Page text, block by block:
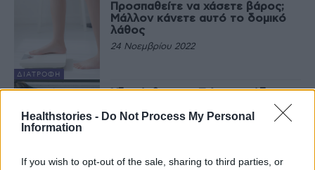
Healthstories - Do Not Process My Personal
Information
If you wish to opt-out of the sale, sharing to third parties, or
ΔΙΑΤΡΟΦΉ
Προσπαθείτε να χάσετε βάρος;
Μάλλον κάνετε αυτό το δομικό
λάθος
24 Νοεμβρίου 2022
ΔΙΑΤΡΟΦΉ
Υδατάνθρακες: Πώς ταιριάζουν
24 Οκτωβρίου 2022